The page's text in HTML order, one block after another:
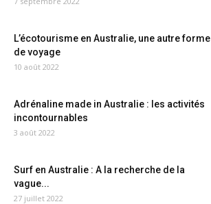
L’écotourisme en Australie, une autre forme
de voyage
10 août 2022
Adrénaline made in Australie : les activités
incontournables
3 août 2022
Surf en Australie : A la recherche de la
vague...
27 juillet 2022